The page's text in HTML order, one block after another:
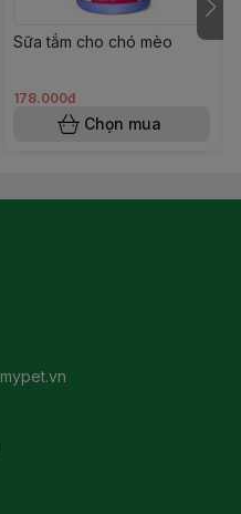
Sữa tắm cho chó mèo
178.000đ
Chọn mua